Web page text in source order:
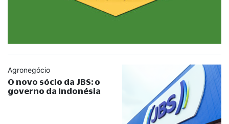
Agronegócio
O novo sócio da JBS: o
governo da Indonésia